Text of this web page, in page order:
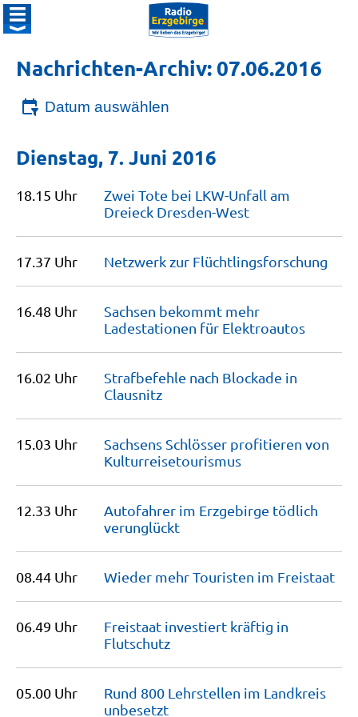
Nachrichten-Archiv: 07.06.2016
Datum auswählen
Dienstag, 7. Juni 2016
18.15 Uhr
Zwei Tote bei LKW-Unfall am
Dreieck Dresden-West
17.37 Uhr Netzwerk zur Flüchtlings­forschung
16.48 Uhr
Sachsen bekommt mehr
Ladestationen für Elektroautos
16.02 Uhr
Strafbefehle nach Blockade in
Clausnitz
15.03 Uhr
Sachsens Schlösser profitieren von
Kulturrei­se­tourismus
12.33 Uhr
Autofahrer im Erzgebirge tödlich
verunglückt
08.44 Uhr Wieder mehr Touristen im Freistaat
06.49 Uhr
Freistaat investiert kräftig in
Flutschutz
05.00 Uhr
Rund 800 Lehrstellen im Landkreis
unbesetzt